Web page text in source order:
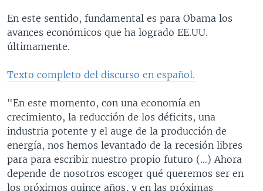
En este sentido, fundamental es para Obama los
avances económicos que ha logrado EE.UU.
últimamente.
Texto completo del discurso en español.
"En este momento, con una economía en
crecimiento, la reducción de los déficits, una
industria potente y el auge de la producción de
energía, nos hemos levantado de la recesión libres
para para escribir nuestro propio futuro (…) Ahora
depende de nosotros escoger qué queremos ser en
los próximos quince años, y en las próximas